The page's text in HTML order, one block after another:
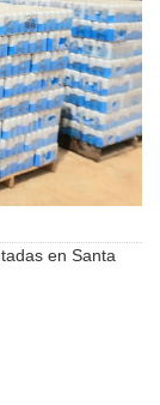
en Santa